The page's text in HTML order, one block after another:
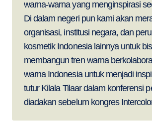
warna-warna yang menginspirasi
Di dalam negeri pun kami akan
organisasi, institusi negara, dan
kosmetik Indonesia lainnya untuk
membangun tren warna
warna Indonesia untuk menjadi
tutur Kilala Tilaar dalam konferensi
diadakan sebelum kongres